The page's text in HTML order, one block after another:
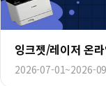
잉크젯/레이저 온
2026-07-01~2026-